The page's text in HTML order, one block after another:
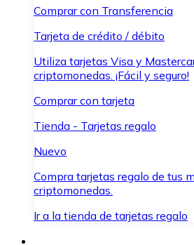
Comprar con Transferencia
Tarjeta de crédito / débito
Utiliza tarjetas Visa y
criptomonedas. ¡Fácil y seguro!
Comprar con tarjeta
Tienda - Tarjetas regalo
Nuevo
Compra tarjetas regalo de tus
criptomonedas.
Ir a la tienda de tarjetas regalo